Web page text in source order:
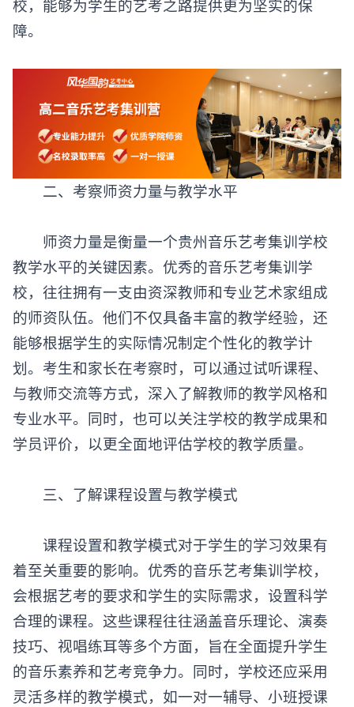
校，能够为学生的艺考之路提供更为坚实的保
障。
‌二、考察师资力量与教学水平‌
师资力量是衡量一个贵州音乐艺考集训学校
教学水平的关键因素。优秀的音乐艺考集训学
校，往往拥有一支由资深教师和专业艺术家组成
的师资队伍。他们不仅具备丰富的教学经验，还
能够根据学生的实际情况制定个性化的教学计
划。考生和家长在考察时，可以通过试听课程、
与教师交流等方式，深入了解教师的教学风格和
专业水平。同时，也可以关注学校的教学成果和
学员评价，以更全面地评估学校的教学质量。
‌三、了解课程设置与教学模式‌
课程设置和教学模式对于学生的学习效果有
着至关重要的影响。优秀的音乐艺考集训学校，
会根据艺考的要求和学生的实际需求，设置科学
合理的课程。这些课程往往涵盖音乐理论、演奏
技巧、视唱练耳等多个方面，旨在全面提升学生
的音乐素养和艺考竞争力。同时，学校还应采用
灵活多样的教学模式，如一对一辅导、小班授课